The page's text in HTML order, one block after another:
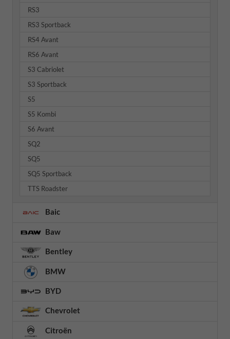
RS3
RS3 Sportback
RS4 Avant
RS6 Avant
S3 Cabriolet
S3 Sportback
S5
S5 Kombi
S6 Avant
SQ2
SQ5
SQ5 Sportback
TTS Roadster
Baic
Baw
Bentley
BMW
BYD
Chevrolet
Citroën